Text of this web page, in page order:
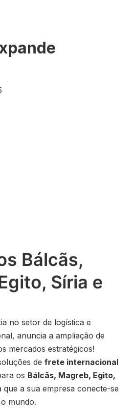
Bálcãs,
Síria e
no setor de logística e
anuncia a ampliação de
mercados estratégicos!
de frete internacional
os Bálcãs, Magreb, Egito,
que a sua empresa conecte-se
mundo.